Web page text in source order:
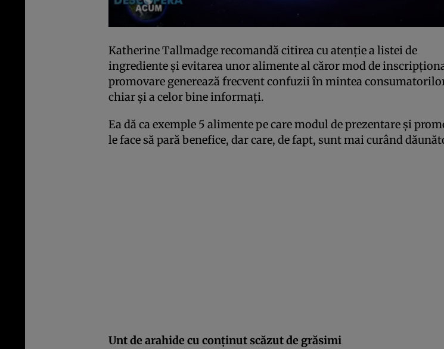
Katherine Tallmadge recomandă citirea cu atenţie a listei de
ingrediente şi evitarea unor alimente al căror mod de
promovare generează frecvent confuzii în mintea
chiar şi a celor bine informaţi.
Ea dă ca exemple 5 alimente pe care modul de prezentare şi
le face să pară benefice, dar care, de fapt, sunt mai curând
Unt de arahide cu conţinut scăzut de grăsimi